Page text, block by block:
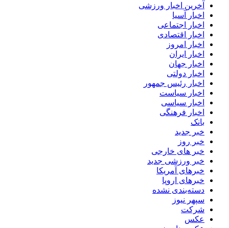
آخرین اخبار ورزشی
اخبار آسیا
اخبار اجتماعی
اخبار اقتصادی
اخبار امروز
اخبار ایران
اخبار جهان
اخبار دولتی
اخبار رئیس جمهور
اخبار سیاست
اخبار سیاسی
اخبار فرهنگی
بانک
خبر جدید
خبر روز
خبر های خارجی
خبر ورزشی جدید
خبرهای آمریکا
خبرهای اروپا
دسته‌بندی نشده
سپهر نیوز
شرکت
عکس